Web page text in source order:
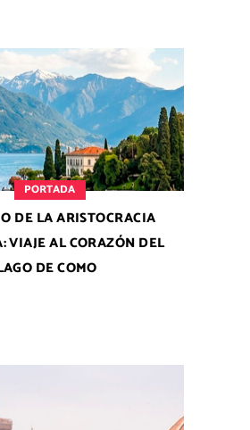
PORTADA
DE LA ARISTOCRACIA
VIAJE AL CORAZÓN DEL
DE COMO